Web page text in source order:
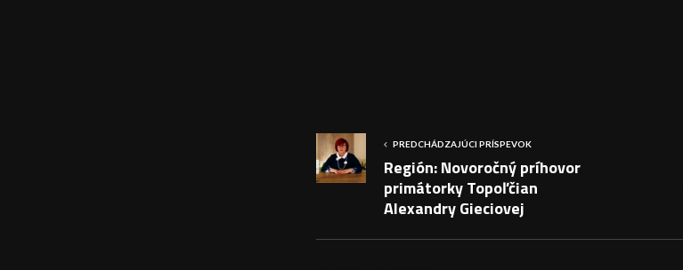
PREDCHÁDZAJÚCI PRÍSPEVOK
Región: Novoročný príhovor
primátorky Topoľčian
Alexandry Gieciovej